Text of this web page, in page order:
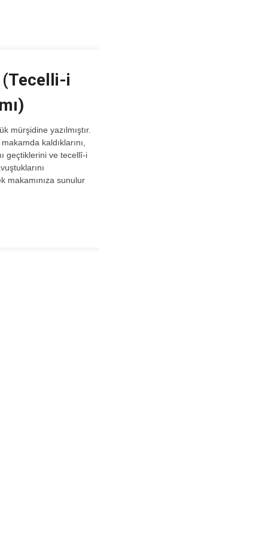
i
kaldıklarını,
geçtiklerini ve tecellî-i
makamınıza sunulur